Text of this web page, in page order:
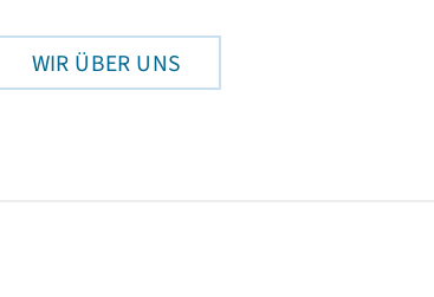
WIR ÜBER UNS